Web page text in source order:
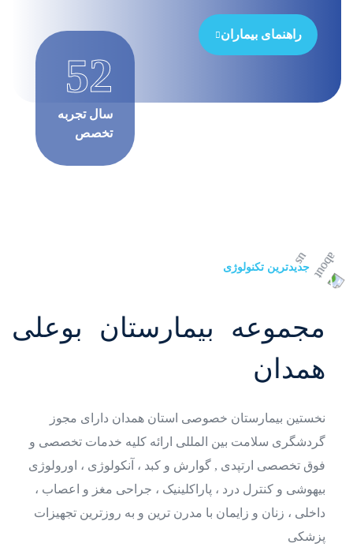
راهنمای بیماران
52
سال تجربه
تخصص
جدیدترین تکنولوژی
مجموعه بیمارستان بوعلی
همدان
نخستین بیمارستان خصوصی استان همدان دارای مجوز
گردشگری سلامت بین المللی ارائه کلیه خدمات تخصصی و
فوق تخصصی ارتپدی , گوارش و کبد ، آنکولوژی ، اورولوژی
بیهوشی و کنترل درد ، پاراکلینیک ، جراحی مغز و اعصاب ،
داخلی ، زنان و زایمان با مدرن ترین و به روزترین تجهیزات
پزشکی